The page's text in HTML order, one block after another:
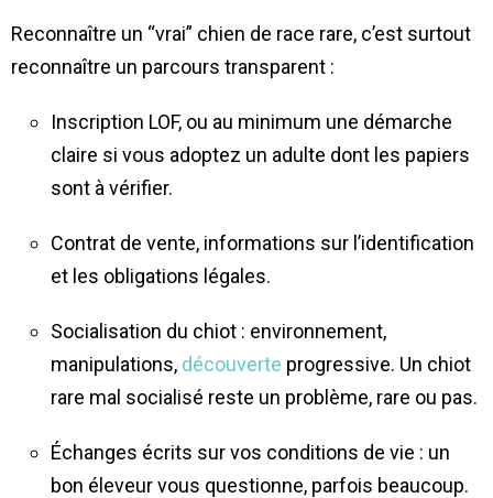
Reconnaître un “vrai” chien de race rare, c’est surtout
reconnaître un parcours transparent :
Inscription LOF, ou au minimum une démarche
claire si vous adoptez un adulte dont les papiers
sont à vérifier.
Contrat de vente, informations sur l’identification
et les obligations légales.
Socialisation du chiot : environnement,
manipulations, découverte progressive. Un chiot
rare mal socialisé reste un problème, rare ou pas.
Échanges écrits sur vos conditions de vie : un
bon éleveur vous questionne, parfois beaucoup.